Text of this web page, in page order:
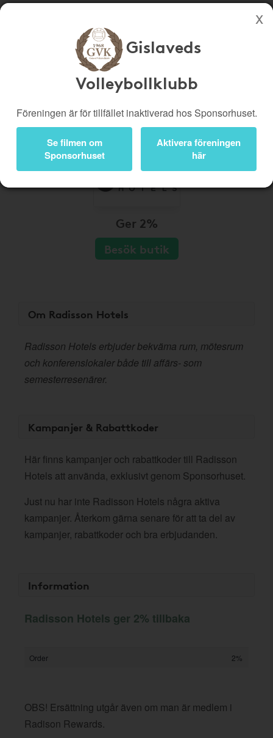
Köp genom denna sida stöttar Gislaveds Volleybollklubb
Bli medlem
Logga in
Gislaveds
Volleybollklubb
Föreningen är för tillfället inaktiverad hos Sponsorhuset.
Se filmen om
Sponsorhuset
Aktivera föreningen
här
Ger 2%
Besök butik
Om Radisson Hotels
Radisson Hotels erbjuder bekväma rum, mötesrum
och konferenslokaler både till affärs- som
semesterresenärer.
Kampanjer & Rabattkoder
Här finns kampanjer och rabattkoder till Radisson
Hotels att använda, exklusivt genom Sponsorhuset.
Just nu har inte Radisson Hotels några aktiva
kampanjer. Återkom gärna senare för att ta del av
kampanjer, rabattkoder och bra erbjudanden.
Information
Radisson Hotels ger 2% tillbaka
Order 2%
OBS! Ersättning utgår även om man är medlem i
Radison Rewards.